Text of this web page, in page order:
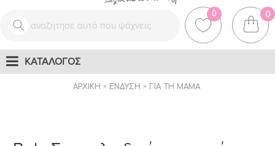
0 0
ΚΑΤΑΛΟΓΟΣ
ΑΡΧΙΚΉ ΈΝΔΥΣΗ ΓΙΑ ΤΗ ΜΑΜΆ